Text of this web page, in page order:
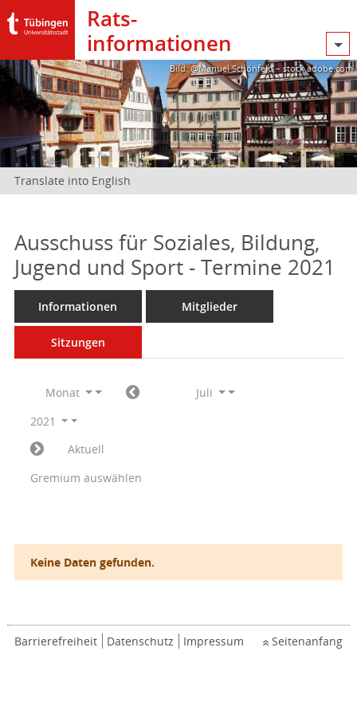
Rats­
informationen
Bild: @Manuel Schönfeld – stock.adobe.com
Translate into English
Ausschuss für Soziales, Bildung,
Jugend und Sport - Termine 2021
Informationen Mitglieder
Sitzungen
Monat
Juli
2021
Aktuell
Gremium auswählen
Keine Daten gefunden.
Barrierefreiheit Datenschutz Impressum Seitenanfang